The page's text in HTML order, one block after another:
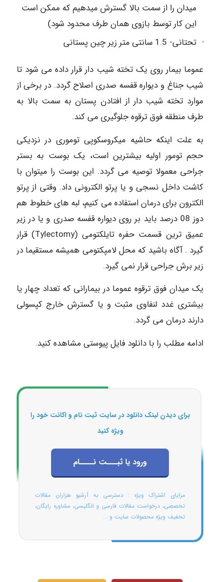
میدان را از سمت بالا گسترش میدهیم که ممکن است
این کار توسط بازوی همان طرف محدود شود)
تحتانی- 1.5 سانتی متر زیر چین پستانی
عموما بیمار روی یک تخته شیب دار قرار داده می شود تا
شیب جناغ و دیواره قفسه صدری اصلاح گردد. در برخی از
موارد تخته شیب دار از افتادن پستان به سمت بالا به
طرف منطقه فوق ترقوه جلوگیری می کند.
به علت اینکه حاشیه میکروسکوپی توموری در نزدیکی
حجم تومور اولیه بیشترین است، یک بوست به بستر
جراحی معمولا توصیه می گردد. این بوست را میتوان با
کاشت داخل نسجی و یا پرتو الکترونی داد. وقتی از پرتو
الکترون برای درمان استفاده می کنیم، لبه های خطوط هم
دوز 08 درصد باید بر روی دیواره قفسه صدری و یا در زیر
عمیق ترین قسمت حفره تایلکتومی (Tylectomy) قرار
گیرد . آگاه باشید که محل لامپکتومی همیشه مستقیما در
زیر برش جراحی قرار نمی گیرد.
یک میدان فوق ترقوه عموما در بیمارانی که تعداد چهار یا
بیشتری غدد لنفاوی مثبت و یا گسترش خارج کپسولی
دارند درمان می گردد.
ادامه مطلب را با دانلود فایل پیوستی مشاهده کنید.
برای دیدن لینک دانلود در سایت ثبت نام و اکانت خود را
ویژه کنید
ورود یا ثبـــت نــــام
مزایای اشتراک ویژه : دسترسی به آرشیو هزاران مقالات
تخصصی، درخواست مقالات فارسی و انگلیسی، مشاوره رایگان،
تخفیف ویژه محصولات سایت و ...